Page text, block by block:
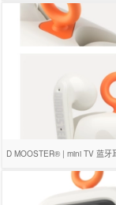
D MOOSTER® | mini TV 蓝牙